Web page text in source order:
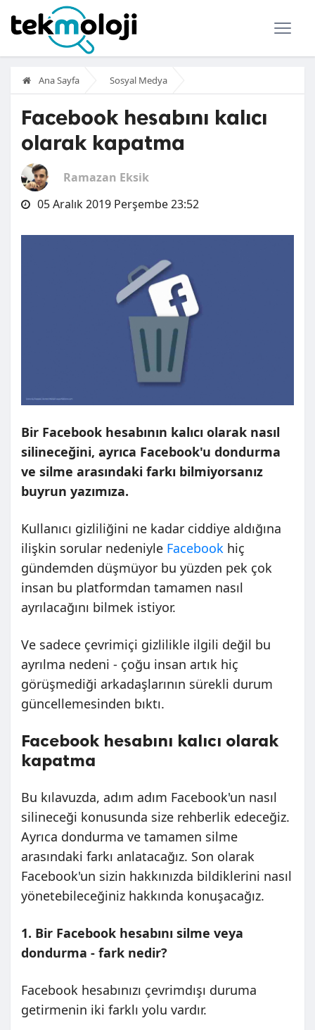
Ana Sayfa Sosyal Medya
Facebook hesabını kalıcı
olarak kapatma
Ramazan Eksik
05 Aralık 2019 Perşembe 23:52
Bir Facebook hesabının kalıcı olarak nasıl
silineceğini, ayrıca Facebook'u dondurma
ve silme arasındaki farkı bilmiyorsanız
buyrun yazımıza.
Kullanıcı gizliliğini ne kadar ciddiye aldığına
ilişkin sorular nedeniyle Facebook hiç
gündemden düşmüyor bu yüzden pek çok
insan bu platformdan tamamen nasıl
ayrılacağını bilmek istiyor.
Ve sadece çevrimiçi gizlilikle ilgili değil bu
ayrılma nedeni - çoğu insan artık hiç
görüşmediği arkadaşlarının sürekli durum
güncellemesinden bıktı.
Facebook hesabını kalıcı olarak
kapatma
Bu kılavuzda, adım adım Facebook'un nasıl
silineceği konusunda size rehberlik edeceğiz.
Ayrıca dondurma ve tamamen silme
arasındaki farkı anlatacağız. Son olarak
Facebook'un sizin hakkınızda bildiklerini nasıl
yönetebileceğiniz hakkında konuşacağız.
1. Bir Facebook hesabını silme veya
dondurma - fark nedir?
Facebook hesabınızı çevrimdışı duruma
getirmenin iki farklı yolu vardır.